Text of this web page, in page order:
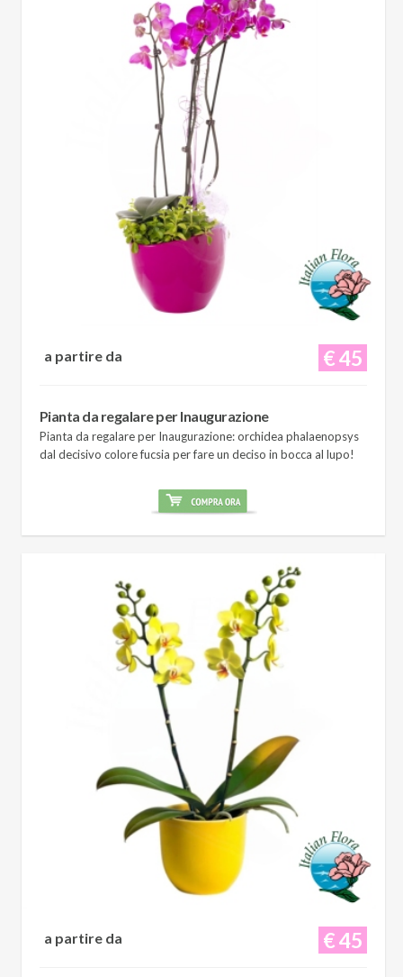
€ 45
a partire da
Pianta da regalare per Inaugurazione
Pianta da regalare per Inaugurazione: orchidea phalaenopsys
dal decisivo colore fucsia per fare un deciso in bocca al lupo!
€ 45
a partire da